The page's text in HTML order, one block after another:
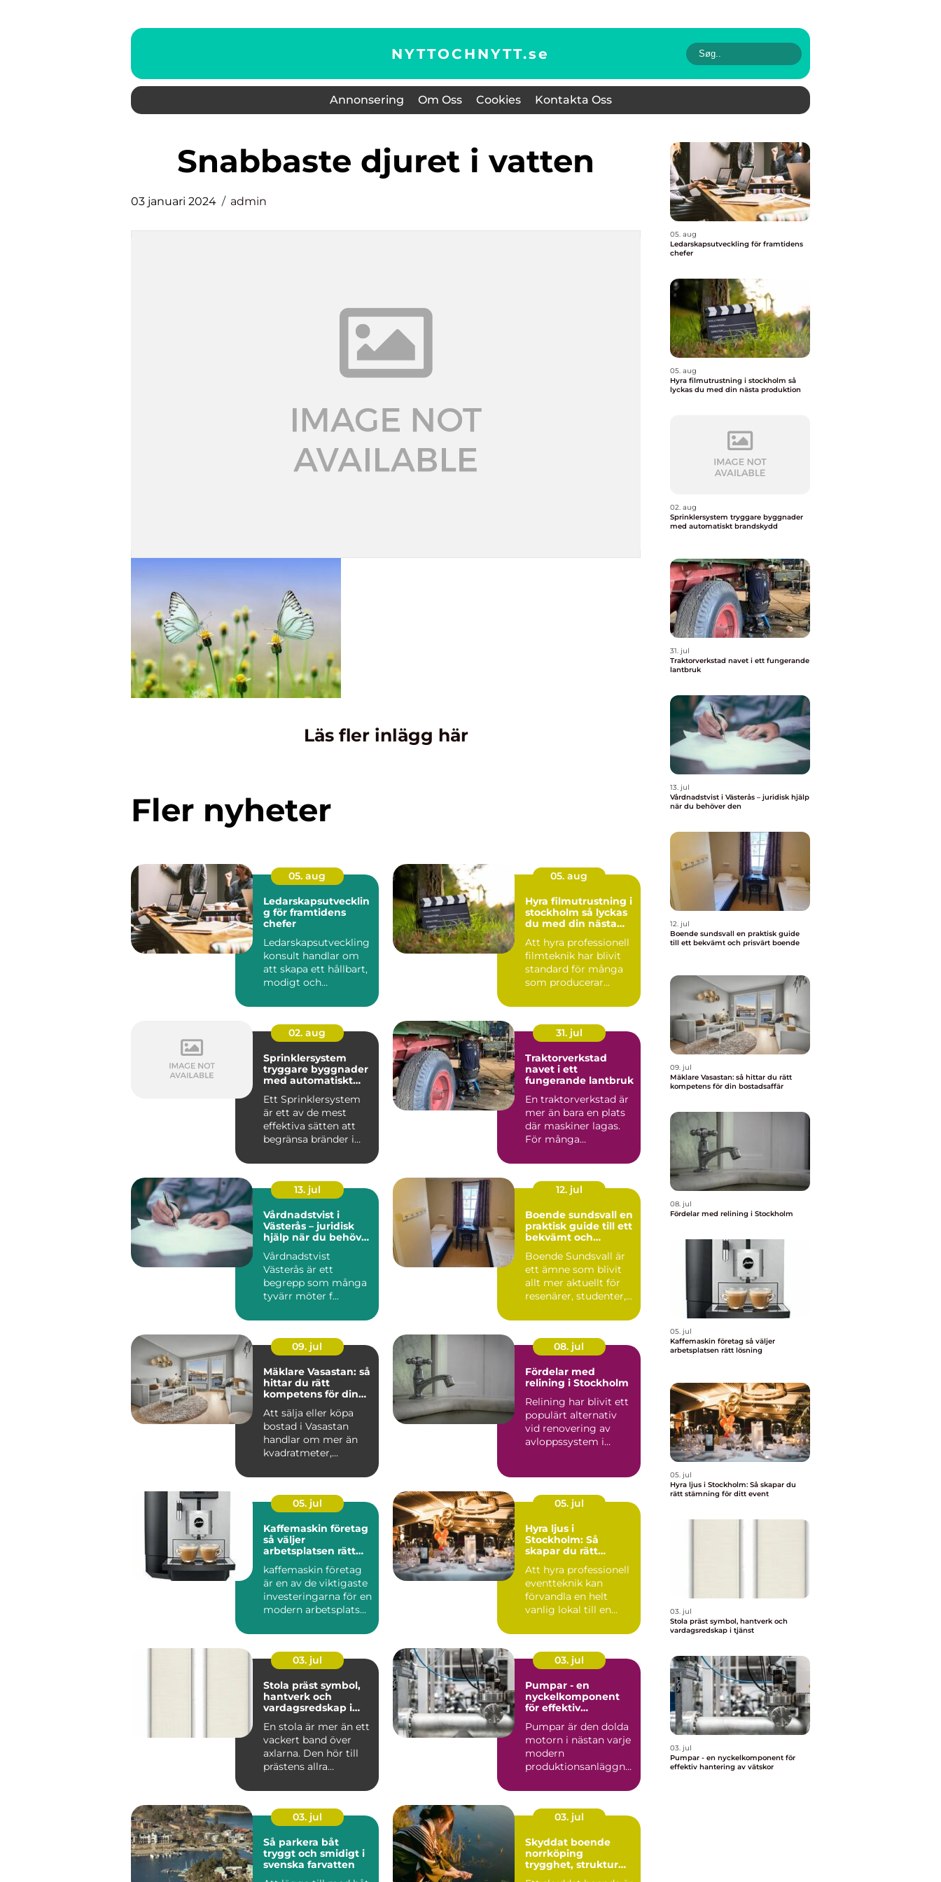
NYTTOCHNYTT.se
Annonsering Om Oss Cookies Kontakta Oss
snabbaste djuret i vatten
03 januari 2024 admin
Läs fler inlägg här
Fler nyheter
05. aug
Ledarskapsutvecklin
g för framtidens
chefer
Ledarskapsutveckling
konsult handlar om
att skapa ett hållbart,
modigt och
05. aug
Hyra filmutrustning i
stockholm så lyckas
du med din nästa
Att hyra professionell
filmteknik har blivit
standard för många
som producerar
webbvideo...
02. aug
Sprinklersystem
tryggare byggnader
med automatiskt
Ett Sprinklersystem
är ett av de mest
effektiva sätten att
begränsa bränder i
up...
31. jul
Traktorverkstad
navet i ett
fungerande lantbruk
En traktorverkstad är
mer än bara en plats
där maskiner lagas.
För många
hjärtat ...
13. jul
Vårdnadstvist i
Västerås – juridisk
hjälp när du behöver
Vårdnadstvist
Västerås är ett
begrepp som många
tyvärr möter f...
12. jul
Boende sundsvall en
praktisk guide till ett
bekvämt och
Boende Sundsvall är
ett ämne som blivit
allt mer aktuellt för
resenärer, studenter,
09. jul
Mäklare Vasastan: så
hittar du rätt
kompetens för din
Att sälja eller köpa
bostad i Vasastan
handlar om mer än
kvadratmeter,
08. jul
Fördelar med
relining i Stockholm
Relining har blivit ett
populärt alternativ
vid renovering av
avloppssystem i
05. jul
Kaffemaskin företag
så väljer
arbetsplatsen rätt
kaffemaskin företag
är en av de viktigaste
investeringarna för en
modern arbetsplats
05. jul
Hyra ljus i
Stockholm: Så
skapar du rätt
event
Att hyra professionell
eventteknik kan
förvandla en helt
vanlig lokal till en
03. jul
Stola präst symbol,
hantverk och
vardagsredskap i
En stola är mer än ett
vackert band över
axlarna. Den hör till
prästens allra
03. jul
Pumpar - en
nyckelkomponent
för effektiv
Pumpar är den dolda
motorn i nästan varje
modern
produktionsanläggni
03. jul
Så parkera båt
tryggt och smidigt i
svenska farvatten
03. jul
Skyddat boende
norrköping
trygghet, struktur
05. aug
Ledarskapsutveckling för framtidens
chefer
05. aug
Hyra filmutrustning i stockholm så
lyckas du med din nästa produktion
02. aug
Sprinklersystem tryggare byggnader
med automatiskt brandskydd
31. jul
Traktorverkstad navet i ett fungerande
lantbruk
13. jul
Vårdnadstvist i Västerås – juridisk hjälp
när du behöver den
12. jul
Boende sundsvall en praktisk guide
till ett bekvämt och prisvärt boende
09. jul
Mäklare Vasastan: så hittar du rätt
kompetens för din bostadsaffär
08. jul
Fördelar med relining i Stockholm
05. jul
Kaffemaskin företag så väljer
arbetsplatsen rätt lösning
05. jul
Hyra ljus i Stockholm: Så skapar du
rätt stämning för ditt event
03. jul
Stola präst symbol, hantverk och
vardagsredskap i tjänst
03. jul
Pumpar - en nyckelkomponent för
effektiv hantering av vätskor